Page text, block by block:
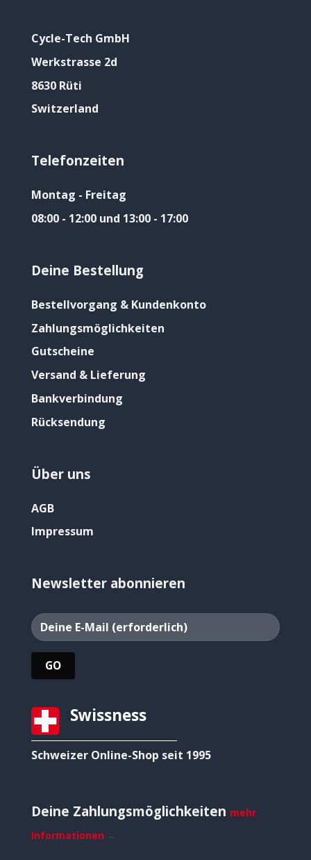
Cycle-Tech GmbH
Werkstrasse 2d
8630 Rüti
Switzerland
Telefonzeiten
Montag - Freitag
08:00 - 12:00 und 13:00 - 17:00
Deine Bestellung
Bestellvorgang & Kundenkonto
Zahlungsmöglichkeiten
Gutscheine
Versand & Lieferung
Bankverbindung
Rücksendung
Über uns
AGB
Impressum
Newsletter abonnieren
Swissness
Schweizer Online-Shop seit 1995
Deine Zahlungsmöglichkeiten mehr
Informationen →